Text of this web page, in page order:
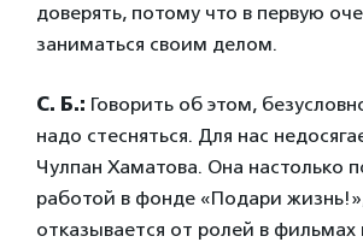
доверять, потому что в первую
заниматься своим делом.
С. Б.: Говорить об этом,
надо стесняться. Для нас
Чулпан Хаматова. Она настолько
работой в фонде «Подари
отказывается от ролей в фильмах